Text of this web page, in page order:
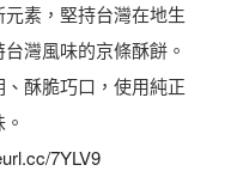
素，堅持台灣在地生
灣風味的京條酥餅。
酥脆巧口，使用純正
7YLV9